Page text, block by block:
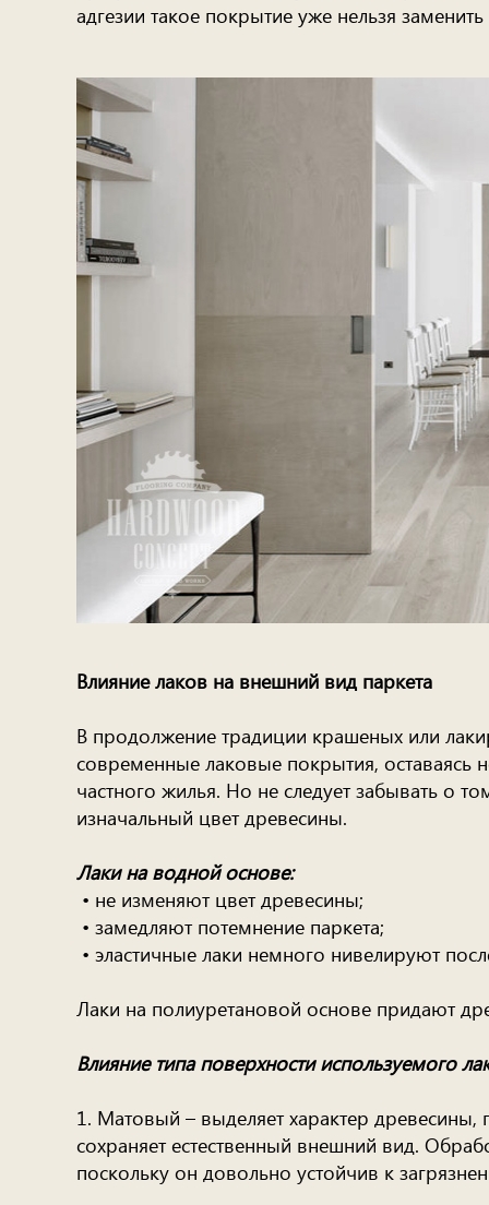
адгезии такое покрытие уже нельзя
Влияние лаков на внешний вид паркета
В продолжение традиции крашеных или
современные лаковые покрытия, оставаясь
частного жилья. Но не следует забывать о
изначальный цвет древесины.
Лаки на водной основе:
• не изменяют цвет древесины;
• замедляют потемнение паркета;
• эластичные лаки немного нивелируют
Лаки на полиуретановой основе придают
Влияние типа поверхности используемого
1. Матовый – выделяет характер древесины,
сохраняет естественный внешний вид.
поскольку он довольно устойчив к